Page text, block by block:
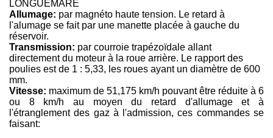
LONGUEMARE
Allumage: par magnéto haute tension. Le retard à
l'alumage se fait par une manette placée à gauche du
réservoir.
Transmission: par courroie trapézoïdale allant
directement du moteur à la roue arrière. Le rapport des
poulies est de 1 : 5,33, les roues ayant un diamètre de 600
mm.
Vitesse: maximum de 51,175 km/h pouvant être réduite à 6
ou 8 km/h au moyen du retard d'allumage et à
l'étranglement des gaz à l'admission, ces commandes se
faisant: